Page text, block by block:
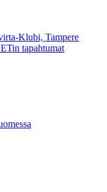
Klubi, Tampere
tapahtumat